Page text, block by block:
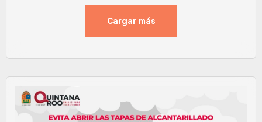
Cargar más